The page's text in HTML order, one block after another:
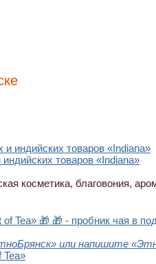
товаров «Indiana»
косметика, благовония,
🎁 🎁 - пробник чая в
или напишите
Tea»